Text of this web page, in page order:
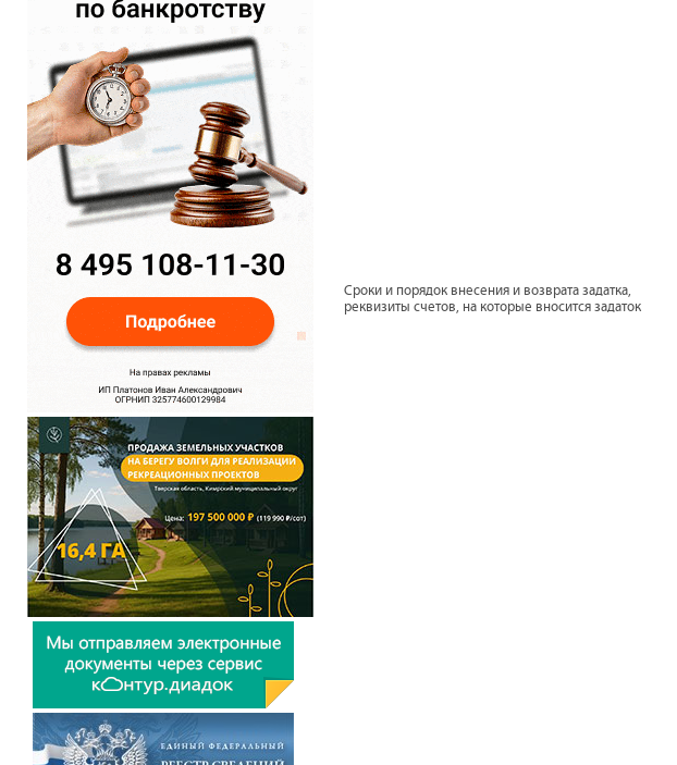
Сроки и порядок внесения и возврата задатка,
реквизиты счетов, на которые вносится задаток